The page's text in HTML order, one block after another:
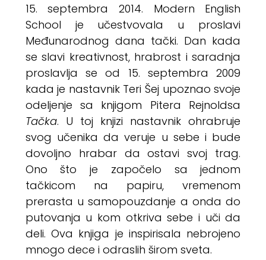
15. septembra 2014. Modern English
School je učestvovala u proslavi
Međunarodnog dana tački. Dan kada
se slavi kreativnost, hrabrost i saradnja
proslavlja se od 15. septembra 2009
kada je nastavnik Teri Šej upoznao svoje
odeljenje sa knjigom Pitera Rejnoldsa
Tačka. U toj knjizi nastavnik ohrabruje
svog učenika da veruje u sebe i bude
dovoljno hrabar da ostavi svoj trag.
Ono što je započelo sa jednom
tačkicom na papiru, vremenom
prerasta u samopouzdanje a onda do
putovanja u kom otkriva sebe i uči da
deli. Ova knjiga je inspirisala nebrojeno
mnogo dece i odraslih širom sveta.